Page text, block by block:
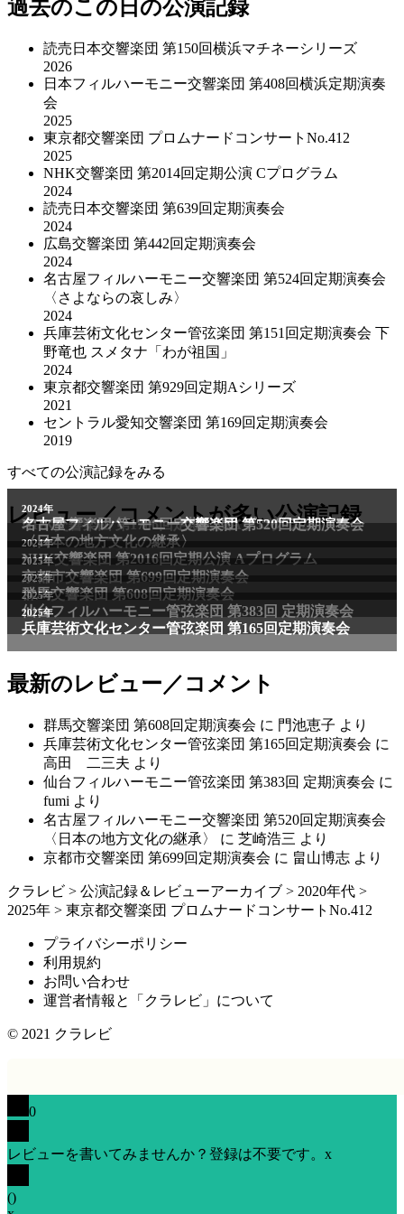
過去のこの日の公演記録
読売日本交響楽団 第150回横浜マチネーシリーズ
2026
日本フィルハーモニー交響楽団 第408回横浜定期演奏
会
2025
東京都交響楽団 プロムナードコンサートNo.412
2025
NHK交響楽団 第2014回定期公演 Cプログラム
2024
読売日本交響楽団 第639回定期演奏会
2024
広島交響楽団 第442回定期演奏会
2024
名古屋フィルハーモニー交響楽団 第524回定期演奏会
〈さよならの哀しみ〉
2024
兵庫芸術文化センター管弦楽団 第151回定期演奏会 下
野竜也 スメタナ「わが祖国」
2024
東京都交響楽団 第929回定期Aシリーズ
2021
セントラル愛知交響楽団 第169回定期演奏会
2019
すべての公演記録をみる
レビュー／コメントが多い公演記録
最新のレビュー／コメント
群馬交響楽団 第608回定期演奏会 に 門池恵子 より
兵庫芸術文化センター管弦楽団 第165回定期演奏会 に
高田 二三夫 より
仙台フィルハーモニー管弦楽団 第383回 定期演奏会 に
fumi より
名古屋フィルハーモニー交響楽団 第520回定期演奏会
〈日本の地方文化の継承〉
に 芝崎浩三 より
京都市交響楽団 第699回定期演奏会 に 畠山博志 より
クラレビ > 公演記録＆レビューアーカイブ > 2020年代 >
2025年 > 東京都交響楽団 プロムナードコンサートNo.412
プライバシーポリシー
利用規約
お問い合わせ
運営者情報と「クラレビ」について
© 2021 クラレビ
0
レビューを書いてみませんか？登録は不要です。 x
()